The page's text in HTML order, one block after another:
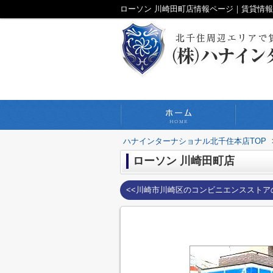
ハナインターナショナル北千住本店TOP
ローソン 川崎田町店
<<川崎市川崎区のコンビニエンスストア